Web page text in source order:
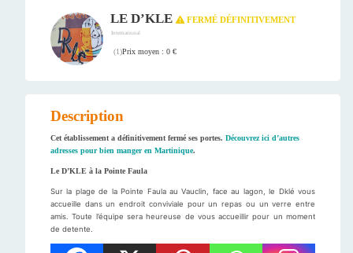
LE D’KLE FERMÉ DÉFINITIVEMENT
International
(1)Prix moyen : 0 €
Description
Cet établissement a définitivement fermé ses portes. Découvrez ici d’autres
adresses pour bien manger en Martinique.
Le D’KLE à la Pointe Faula
Sur la plage de la Pointe Faula au Vauclin, face au lagon, le Dklé vous
accueille dans un endroit conviviale pour un repas ou un verre entre
amis. Toute l’équipe sera heureuse de vous accueillir pour un moment
de detente.